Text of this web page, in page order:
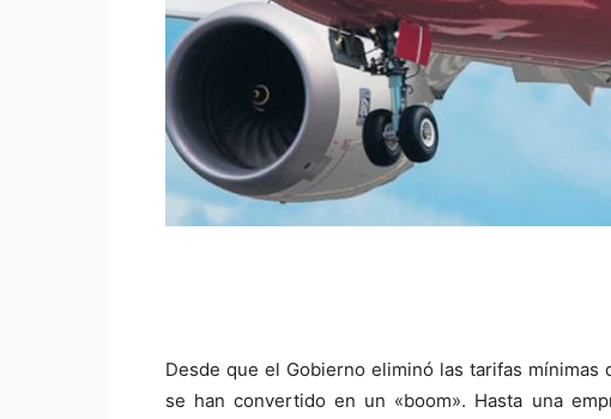
Desde que el Gobierno eliminó las tarifas
se han convertido en un «boom». Hasta una